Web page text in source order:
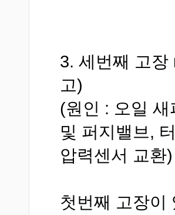
3. 세번째 고
고)
(원인 : 오일
및 퍼지밸브,
압력센서 교환)
첫번째 고장이